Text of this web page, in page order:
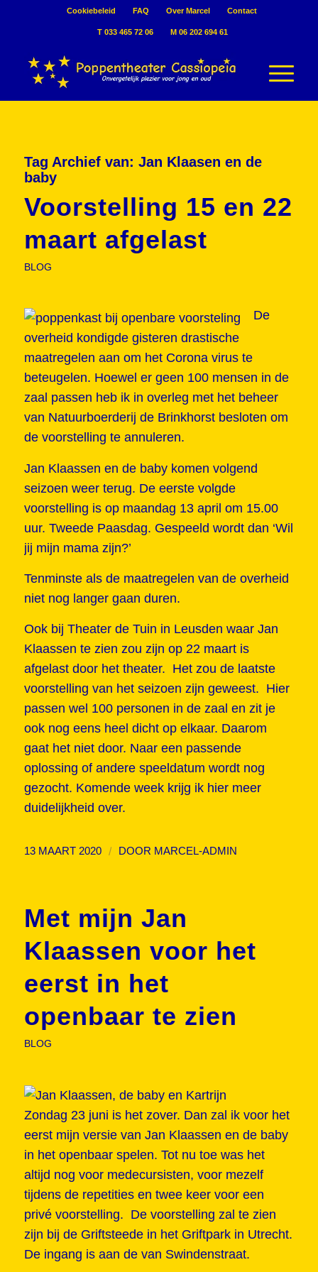
Cookiebeleid FAQ Over Marcel Contact
T 033 465 72 06 M 06 202 694 61
Tag Archief van: Jan Klaasen en de
baby
Voorstelling 15 en 22
maart afgelast
BLOG
De
overheid kondigde gisteren drastische
maatregelen aan om het Corona virus te
beteugelen. Hoewel er geen 100 mensen in de
zaal passen heb ik in overleg met het beheer
van Natuurboerderij de Brinkhorst besloten om
de voorstelling te annuleren.
Jan Klaassen en de baby komen volgend
seizoen weer terug. De eerste volgde
voorstelling is op maandag 13 april om 15.00
uur. Tweede Paasdag. Gespeeld wordt dan ‘Wil
jij mijn mama zijn?’
Tenminste als de maatregelen van de overheid
niet nog langer gaan duren.
Ook bij Theater de Tuin in Leusden waar Jan
Klaassen te zien zou zijn op 22 maart is
afgelast door het theater. Het zou de laatste
voorstelling van het seizoen zijn geweest. Hier
passen wel 100 personen in de zaal en zit je
ook nog eens heel dicht op elkaar. Daarom
gaat het niet door. Naar een passende
oplossing of andere speeldatum wordt nog
gezocht. Komende week krijg ik hier meer
duidelijkheid over.
13 MAART 2020 / DOOR MARCEL-ADMIN
Met mijn Jan
Klaassen voor het
eerst in het
openbaar te zien
BLOG
Zondag 23 juni is het zover. Dan zal ik voor het
eerst mijn versie van Jan Klaassen en de baby
in het openbaar spelen. Tot nu toe was het
altijd nog voor medecursisten, voor mezelf
tijdens de repetities en twee keer voor een
privé voorstelling. De voorstelling zal te zien
zijn bij de Griftsteede in het Griftpark in Utrecht.
De ingang is aan de van Swindenstraat.